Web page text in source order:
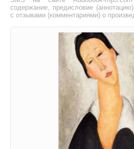
содержание, предисловие
с отзывами (комментариями) о